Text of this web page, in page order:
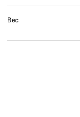
Вес